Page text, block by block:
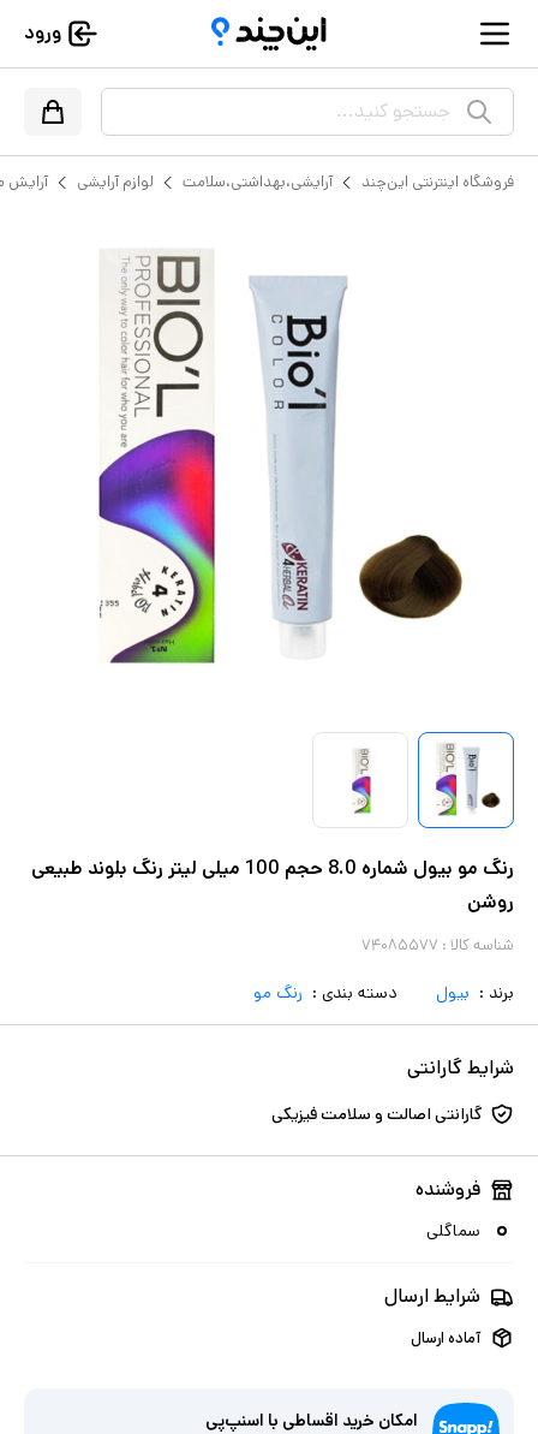
ورود
جستجو کنید...
فروشگاه اینترنتی این‌چند آرایشی،بهداشتی،سلامت لوازم آرایشی آرایش
رنگ مو بیول شماره 8.0 حجم 100 میلی لیتر رنگ بلوند طبیعی
روشن
شناسه کالا : ۷۴۰۸۵۵۷۷
برند : بیول دسته بندی : رنگ مو
شرایط گارانتی
گارانتی اصالت و سلامت فیزیکی
فروشنده
سماگلی
شرایط ارسال
آماده ارسال
امکان خرید اقساطی با اسنپ‌پی